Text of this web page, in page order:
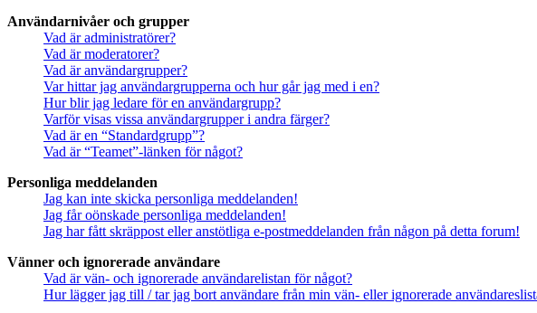
Användarnivåer och grupper
Vad är administratörer?
Vad är moderatorer?
Vad är användargrupper?
Var hittar jag användargrupperna och hur går jag med i en?
Hur blir jag ledare för en användargrupp?
Varför visas vissa användargrupper i andra färger?
Vad är en “Standardgrupp”?
Vad är “Teamet”-länken för något?
Personliga meddelanden
Jag kan inte skicka personliga meddelanden!
Jag får oönskade personliga meddelanden!
Jag har fått skräppost eller anstötliga e-postmeddelanden från någon på detta forum!
Vänner och ignorerade användare
Vad är vän- och ignorerade användarelistan för något?
Hur lägger jag till / tar jag bort användare från min vän- eller ignorerade